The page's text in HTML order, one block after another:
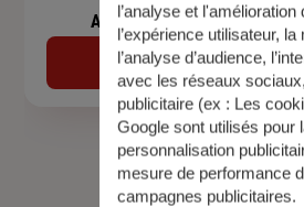
Assurance de prêt
Découvrir
l’analyse et l'amélioration
l’expérience utilisateur, la
l’analyse d’audience,
avec les réseaux
publicitaire (ex : Les
Google sont utilisés pour
personnalisation
mesure de performance
campagnes publicitaires.